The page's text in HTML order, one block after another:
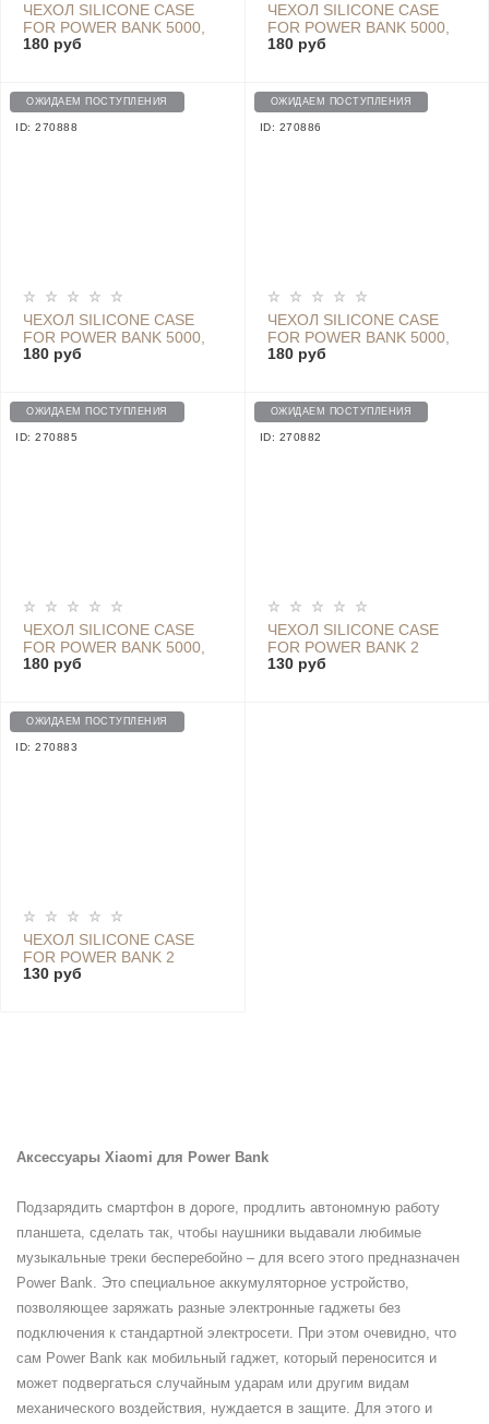
ЧЕХОЛ SILICONE CASE
FOR POWER BANK 5000,
WHITE
180 руб
ЧЕХОЛ SILICONE CASE
FOR POWER BANK 5000,
PINK
180 руб
ОЖИДАЕМ ПОСТУПЛЕНИЯ
ID: 270888
ЧЕХОЛ SILICONE CASE
FOR POWER BANK 5000,
ORANGE
180 руб
ОЖИДАЕМ ПОСТУПЛЕНИЯ
ID: 270886
ЧЕХОЛ SILICONE CASE
FOR POWER BANK 5000,
GREEN
180 руб
ОЖИДАЕМ ПОСТУПЛЕНИЯ
ID: 270885
ЧЕХОЛ SILICONE CASE
FOR POWER BANK 5000,
BLUE
180 руб
ОЖИДАЕМ ПОСТУПЛЕНИЯ
ID: 270882
ЧЕХОЛ SILICONE CASE
FOR POWER BANK 2
20000MAH, WHITE
130 руб
ОЖИДАЕМ ПОСТУПЛЕНИЯ
ID: 270883
ЧЕХОЛ SILICONE CASE
FOR POWER BANK 2
20000MAH, ORANGE
130 руб
Аксессуары Xiaomi для Power Bank
Подзарядить смартфон в дороге, продлить автономную работу
планшета, сделать так, чтобы наушники выдавали любимые
музыкальные треки бесперебойно – для всего этого предназначен
Power Bank. Это специальное аккумуляторное устройство,
позволяющее заряжать разные электронные гаджеты без
подключения к стандартной электросети. При этом очевидно, что
сам Power Bank как мобильный гаджет, который переносится и
может подвергаться случайным ударам или другим видам
механического воздействия, нуждается в защите. Для этого и